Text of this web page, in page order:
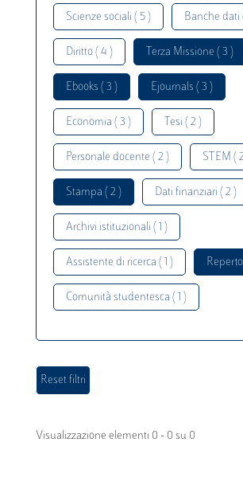
Scienze sociali ( 5 ) Banche dati
Diritto ( 4 ) Terza Missione ( 3 )
Ebooks ( 3 ) Ejournals ( 3 )
Economia ( 3 ) Tesi ( 2 )
Personale docente ( 2 ) STEM (
Stampa ( 2 ) Dati finanziari ( 2 )
Archivi istituzionali ( 1 )
Assistente di ricerca ( 1 )
Comunità studentesca ( 1 )
Visualizzazione elementi 0 - 0 su 0